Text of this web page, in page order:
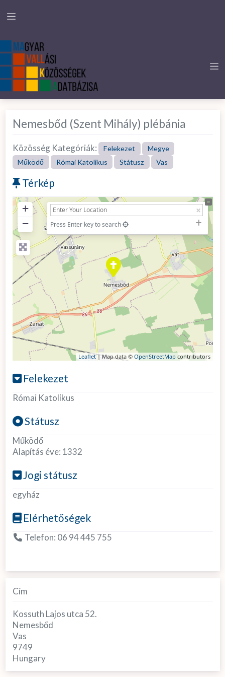
Nemesbőd (Szent Mihály) plébánia
Közösség Kategóriák: Felekezet
Megye
Működő
Római Katolikus Státusz Vas
Térkép
+
−
Press Enter key to search
Leaflet| Map data © OpenStreetMap contributors
Felekezet
Római Katolikus
Státusz
Működő
Alapítás éve: 1332
Jogi státusz
egyház
Elérhetőségek
Telefon: 06 94 445 755
Cím
Kossuth Lajos utca 52.
Nemesbőd
Vas
9749
Hungary